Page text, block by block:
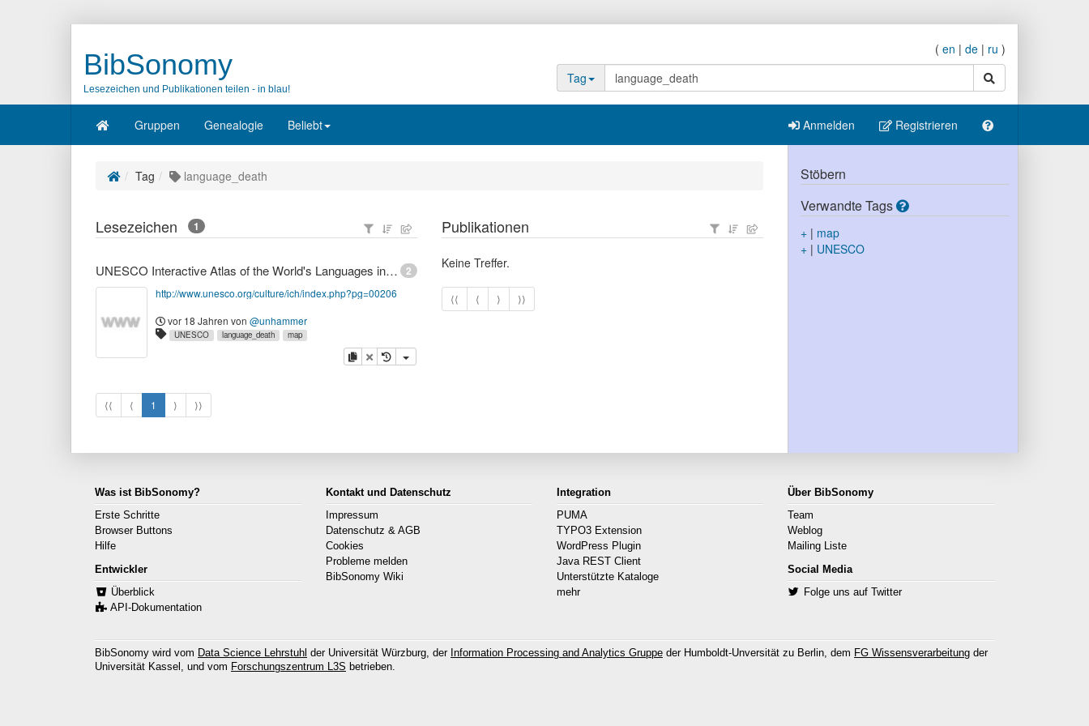
BibSonomy
Lesezeichen und Publikationen teilen - in blau!
( en | de | ru )
Tag
Suche
Gruppen Genealogie Beliebt Anmelden Registrieren
Tag language_death
Lesezeichen 1
2
UNESCO Interactive Atlas of the World's Languages in Danger
http://www.unesco.org/culture/ich/index.php?pg=00206
vor 18 Jahren von @unhammer
UNESCO language_death map
Kopieren
Löschen
⟨⟨ ⟨ 1 ⟩ ⟩⟩
Publikationen
Keine Treffer.
⟨⟨ ⟨ ⟩ ⟩⟩
Stöbern
Verwandte Tags
+| map
+| UNESCO
Was ist BibSonomy?
Erste Schritte
Browser Buttons
Hilfe
Entwickler
Überblick
API-Dokumentation
Kontakt und Datenschutz
Impressum
Datenschutz & AGB
Cookies
Probleme melden
BibSonomy Wiki
Integration
PUMA
TYPO3 Extension
WordPress Plugin
Java REST Client
Unterstützte Kataloge
mehr
Über BibSonomy
Team
Weblog
Mailing Liste
Social Media
Folge uns auf Twitter
BibSonomy wird vom Data Science Lehrstuhl der Universität Würzburg, der Information Processing and Analytics Gruppe der Humboldt-Unversität zu Berlin, dem FG Wissensverarbeitung der
Universität Kassel, und vom Forschungszentrum L3S betrieben.